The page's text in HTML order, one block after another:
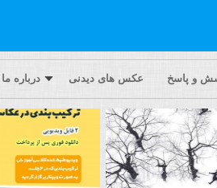
و پاسخ عکس های دیدنی درباره ما